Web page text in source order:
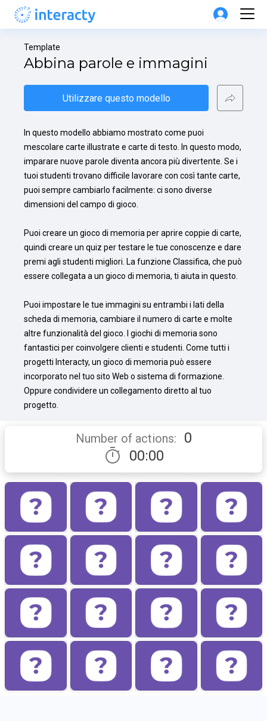
Template
Abbina parole e immagini
Utilizzare questo modello
In questo modello abbiamo mostrato come puoi
mescolare carte illustrate e carte di testo. In questo modo,
imparare nuove parole diventa ancora più divertente. Se i
tuoi studenti trovano difficile lavorare con così tante carte,
puoi sempre cambiarlo facilmente: ci sono diverse
dimensioni del campo di gioco.
Puoi creare un gioco di memoria per aprire coppie di carte,
quindi creare un quiz per testare le tue conoscenze e dare
premi agli studenti migliori. La funzione Classifica, che può
essere collegata a un gioco di memoria, ti aiuta in questo.
Puoi impostare le tue immagini su entrambi i lati della
scheda di memoria, cambiare il numero di carte e molte
altre funzionalità del gioco. I giochi di memoria sono
fantastici per coinvolgere clienti e studenti. Come tutti i
progetti Interacty, un gioco di memoria può essere
incorporato nel tuo sito Web o sistema di formazione.
Oppure condividere un collegamento diretto al tuo
progetto.